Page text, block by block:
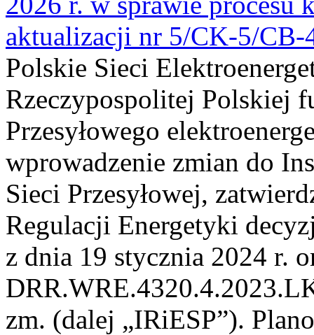
aktualizacji nr 5/CK-5/CB-
Polskie Sieci
Rzeczypospolitej Polskiej
Przesyłowego
wprowadzenie zmian do
Sieci Przesyłowej,
Regulacji Energetyki
z dnia 19 stycznia 2024 r.
zm. (dalej „IRiESP”).